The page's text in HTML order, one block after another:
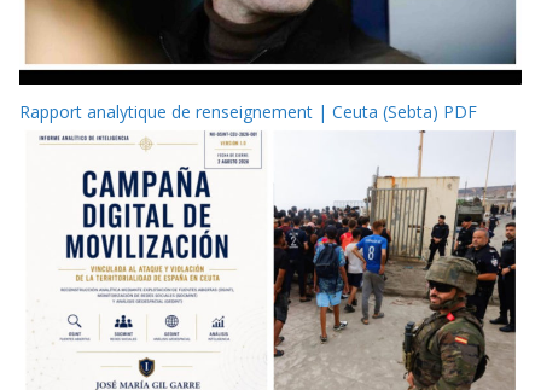
Rapport analytique de renseignement | Ceuta (Sebta) PDF